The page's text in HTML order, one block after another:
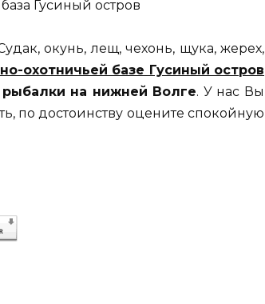
окунь, лещ, чехонь, щука, жерех,
охотничьей базе Гусиный остров
на нижней Волге. У нас Вы
по достоинству оцените спокойную